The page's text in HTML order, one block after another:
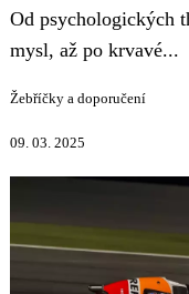
Od psychologických
mysl, až po krvavé...
Žebříčky a doporučení
09. 03. 2025